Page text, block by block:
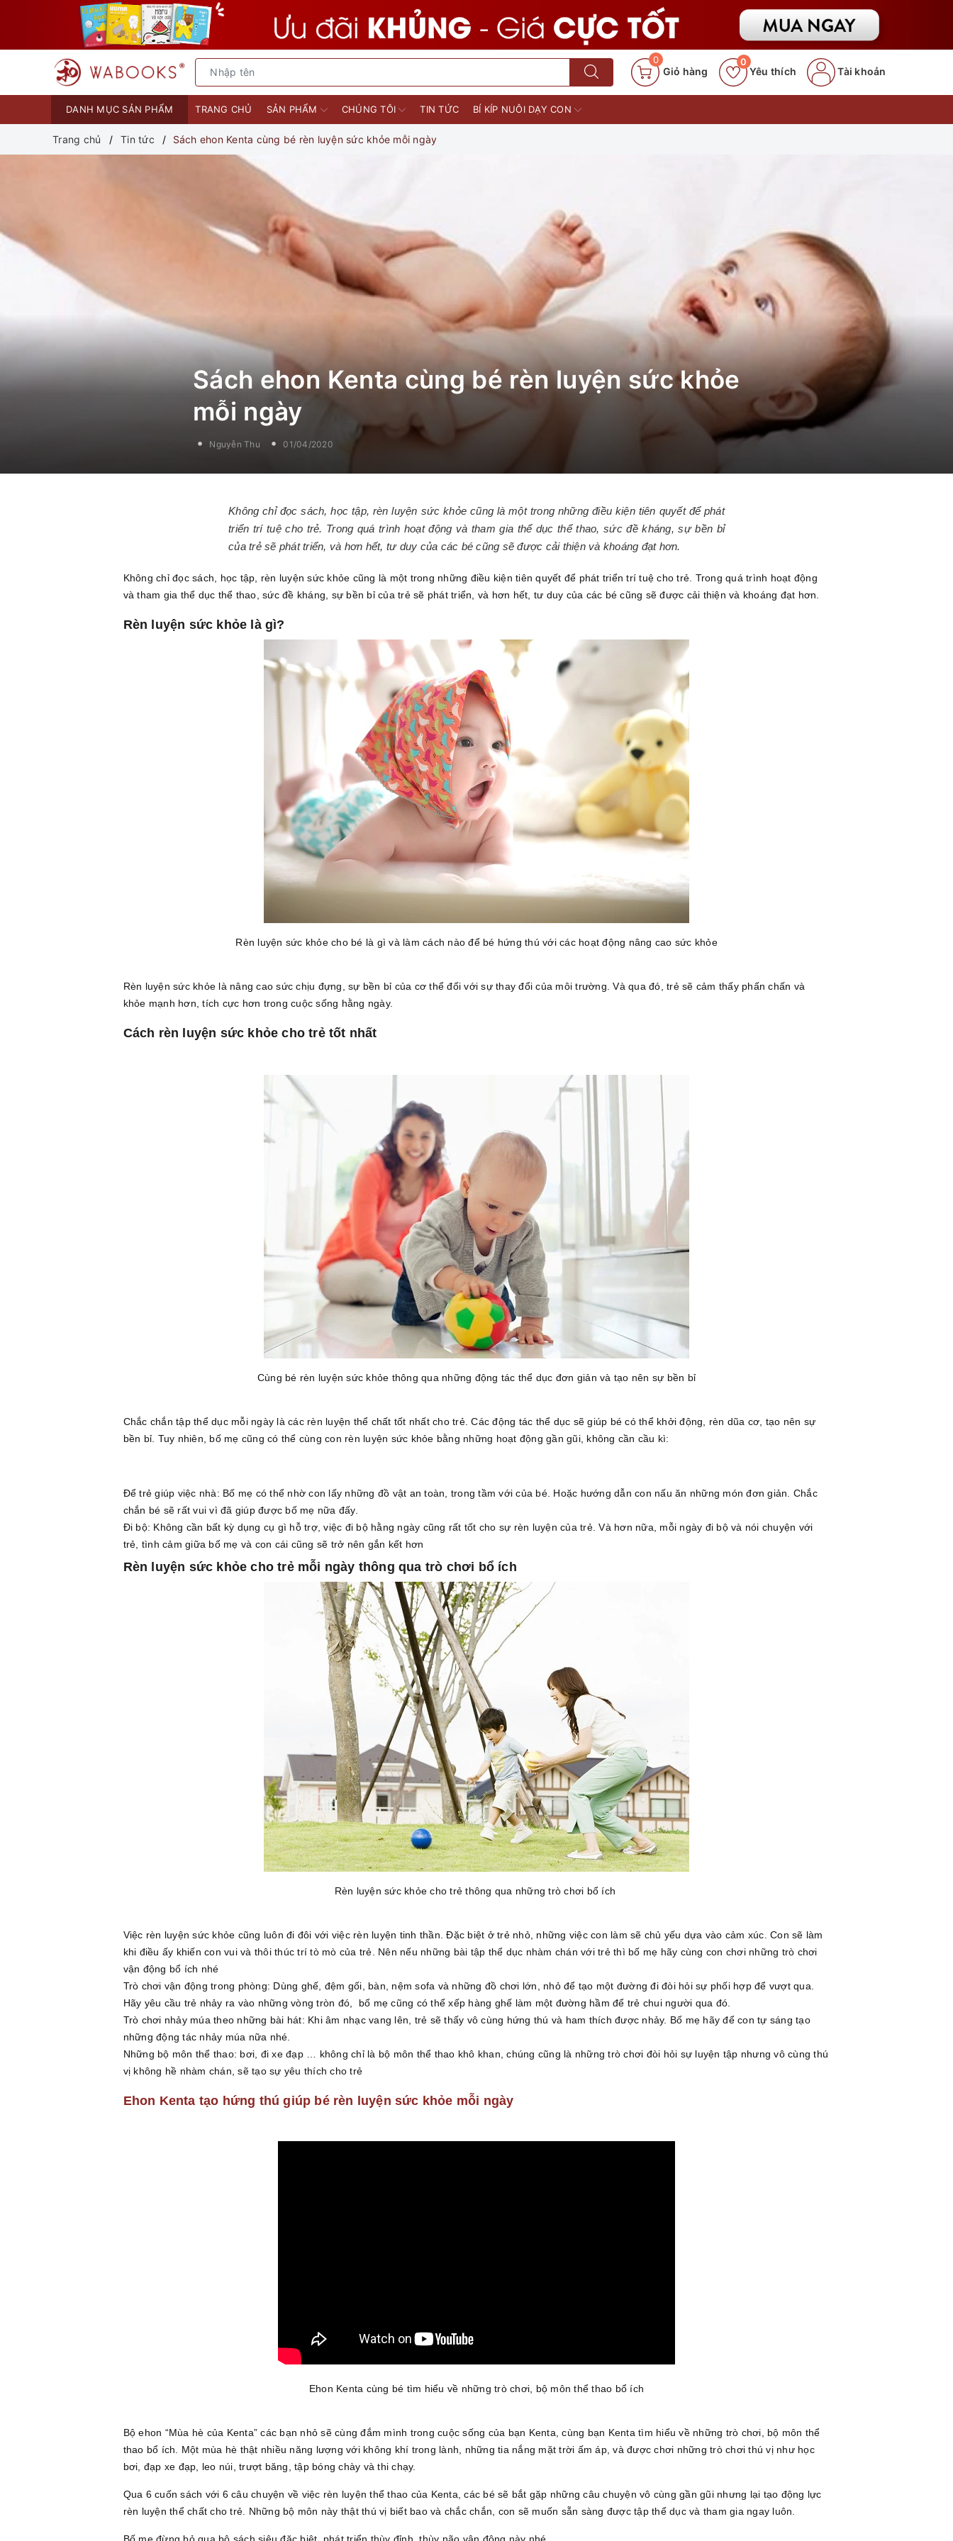
0
Giỏ hàng Yêu thích
0
Tài khoản
DANH MỤC SẢN PHẨM TRANG CHỦ SẢN PHẨM CHÚNG TÔI TIN TỨC BÍ KÍP NUÔI DẠY CON
Trang chủ Tin tức Sách ehon Kenta cùng bé rèn luyện sức khỏe mỗi ngày
Sách ehon Kenta cùng bé rèn luyện sức khỏe
mỗi ngày
Nguyễn Thu 01/04/2020
Không chỉ đọc sách, học tập, rèn luyện sức khỏe cũng là một trong những điều kiện tiên quyết để phát
triển trí tuệ cho trẻ. Trong quá trình hoạt động và tham gia thể dục thể thao, sức đề kháng, sự bền bỉ
của trẻ sẽ phát triển, và hơn hết, tư duy của các bé cũng sẽ được cải thiện và khoáng đạt hơn.
Không chỉ đọc sách, học tập, rèn luyện sức khỏe cũng là một trong những điều kiện tiên quyết để phát triển trí tuệ cho trẻ. Trong quá trình hoạt động
và tham gia thể dục thể thao, sức đề kháng, sự bền bỉ của trẻ sẽ phát triển, và hơn hết, tư duy của các bé cũng sẽ được cải thiện và khoáng đạt hơn.
Rèn luyện sức khỏe là gì?
Rèn luyện sức khỏe cho bé là gì và làm cách nào để bé hứng thú với các hoạt động nâng cao sức khỏe
Rèn luyện sức khỏe là nâng cao sức chịu đựng, sự bền bỉ của cơ thể đối với sự thay đổi của môi trường. Và qua đó, trẻ sẽ cảm thấy phấn chấn và
khỏe mạnh hơn, tích cực hơn trong cuộc sống hằng ngày.
Cách rèn luyện sức khỏe cho trẻ tốt nhất
Cùng bé rèn luyện sức khỏe thông qua những động tác thể dục đơn giản và tạo nên sự bền bỉ
Chắc chắn tập thể dục mỗi ngày là các rèn luyện thể chất tốt nhất cho trẻ. Các động tác thể dục sẽ giúp bé có thể khởi động, rèn dũa cơ, tạo nên sự
bền bỉ. Tuy nhiên, bố mẹ cũng có thể cùng con rèn luyện sức khỏe bằng những hoạt động gần gũi, không cần cầu kì:
Để trẻ giúp việc nhà: Bố mẹ có thể nhờ con lấy những đồ vật an toàn, trong tầm với của bé. Hoặc hướng dẫn con nấu ăn những món đơn giản. Chắc
chắn bé sẽ rất vui vì đã giúp được bố mẹ nữa đấy.
Đi bộ: Không cần bất kỳ dụng cụ gì hỗ trợ, việc đi bộ hằng ngày cũng rất tốt cho sự rèn luyện của trẻ. Và hơn nữa, mỗi ngày đi bộ và nói chuyện với
trẻ, tình cảm giữa bố mẹ và con cái cũng sẽ trở nên gắn kết hơn
Rèn luyện sức khỏe cho trẻ mỗi ngày thông qua trò chơi bổ ích
Rèn luyện sức khỏe cho trẻ thông qua những trò chơi bổ ích
Việc rèn luyện sức khỏe cũng luôn đi đôi với việc rèn luyện tinh thần. Đặc biệt ở trẻ nhỏ, những việc con làm sẽ chủ yếu dựa vào cảm xúc. Con sẽ làm
khi điều ấy khiến con vui và thôi thúc trí tò mò của trẻ. Nên nếu những bài tập thể dục nhàm chán với trẻ thì bố mẹ hãy cùng con chơi những trò chơi
vận động bổ ích nhé
Trò chơi vận động trong phòng: Dùng ghế, đệm gối, bàn, nệm sofa và những đồ chơi lớn, nhỏ để tạo một đường đi đòi hỏi sự phối hợp để vượt qua.
Hãy yêu cầu trẻ nhảy ra vào những vòng tròn đó, bố mẹ cũng có thể xếp hàng ghế làm một đường hầm để trẻ chui người qua đó.
Trò chơi nhảy múa theo những bài hát: Khi âm nhạc vang lên, trẻ sẽ thấy vô cùng hứng thú và ham thích được nhảy. Bố mẹ hãy để con tự sáng tạo
những động tác nhảy múa nữa nhé.
Những bộ môn thể thao: bơi, đi xe đạp … không chỉ là bộ môn thể thao khô khan, chúng cũng là những trò chơi đòi hỏi sự luyện tập nhưng vô cùng thú
vị không hề nhàm chán, sẽ tạo sự yêu thích cho trẻ
Ehon Kenta tạo hứng thú giúp bé rèn luyện sức khỏe mỗi ngày
Ehon Kenta cùng bé tìm hiểu về những trò chơi, bộ môn thể thao bổ ích
Bộ ehon “Mùa hè của Kenta” các bạn nhỏ sẽ cùng đắm mình trong cuộc sống của bạn Kenta, cùng bạn Kenta tìm hiểu về những trò chơi, bộ môn thể
thao bổ ích. Một mùa hè thật nhiều năng lượng với không khí trong lành, những tia nắng mặt trời ấm áp, và được chơi những trò chơi thú vị như học
bơi, đạp xe đạp, leo núi, trượt băng, tập bóng chày và thi chạy.
Qua 6 cuốn sách với 6 câu chuyện về việc rèn luyện thể thao của Kenta, các bé sẽ bắt gặp những câu chuyện vô cùng gần gũi nhưng lại tạo động lực
rèn luyện thể chất cho trẻ. Những bộ môn này thật thú vị biết bao và chắc chắn, con sẽ muốn sẵn sàng được tập thể dục và tham gia ngay luôn.